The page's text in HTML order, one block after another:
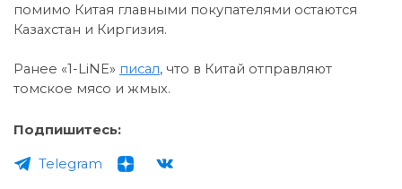
помимо Китая главными покупателями остаются
Казахстан и Киргизия.
Ранее «1-LiNE» писал, что в Китай отправляют
томское мясо и жмых.
Подпишитесь:
Telegram